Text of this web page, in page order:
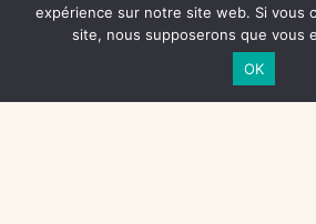
NOS SOUTIENS
CENTRE NATIONAL DU LIVRE
expérience sur notre site web. Si vous
site, nous supposerons que vous
OK